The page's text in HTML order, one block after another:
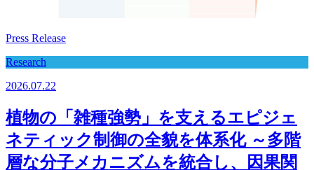
Press Release
Research
2026.07.22
植物の「雑種強勢」を支えるエピジェ
ネティック制御の全貌を体系化 ～多階
層な分子メカニズムを統合し、因果関